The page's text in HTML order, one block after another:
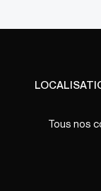
Tous nos